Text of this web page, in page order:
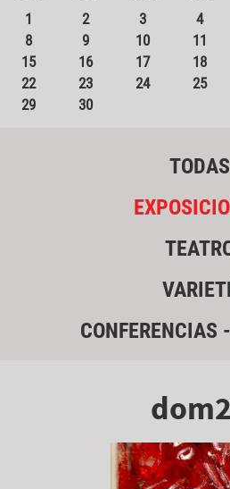
1
2 3 4
8
9 10 11
15
16 17 18
22
23 24 25
29
30
TODAS
CONFERENCIAS